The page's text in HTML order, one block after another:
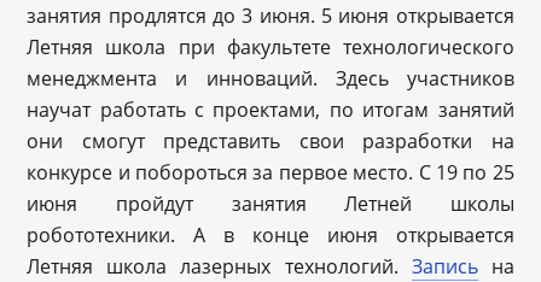
занятия продлятся до 3 июня. 5 июня открывается
Летняя школа при факультете технологического
менеджмента и инноваций. Здесь участников
научат работать с проектами, по итогам занятий
они смогут представить свои разработки на
конкурсе и побороться за первое место. С 19 по 25
июня пройдут занятия Летней школы
робототехники. А в конце июня открывается
Летняя школа лазерных технологий. Записьна